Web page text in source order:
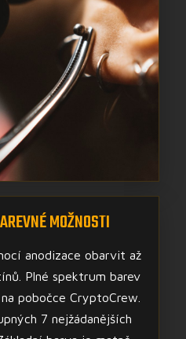
MOŽNOSTI
anodizace obarvit až
Plné spektrum barev
pobočce CryptoCrew.
7 nejžádanějších